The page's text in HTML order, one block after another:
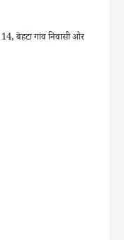
14, बेहटा गांव निवासी और